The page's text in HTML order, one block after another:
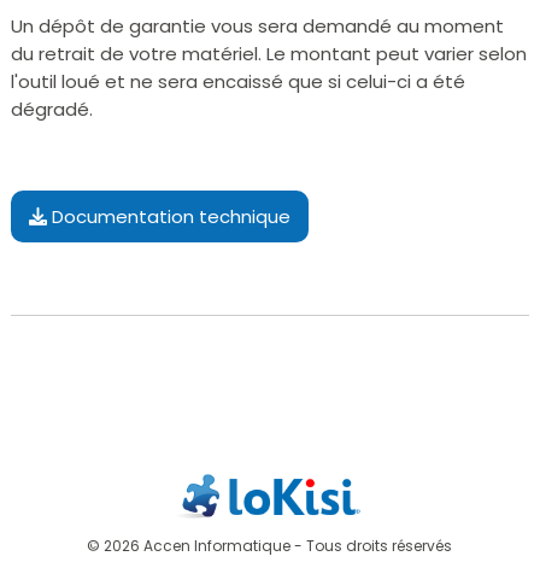
Un dépôt de garantie vous sera demandé au moment
du retrait de votre matériel. Le montant peut varier selon
l'outil loué et ne sera encaissé que si celui-ci a été
dégradé.
Documentation technique
© 2026 Accen Informatique - Tous droits réservés